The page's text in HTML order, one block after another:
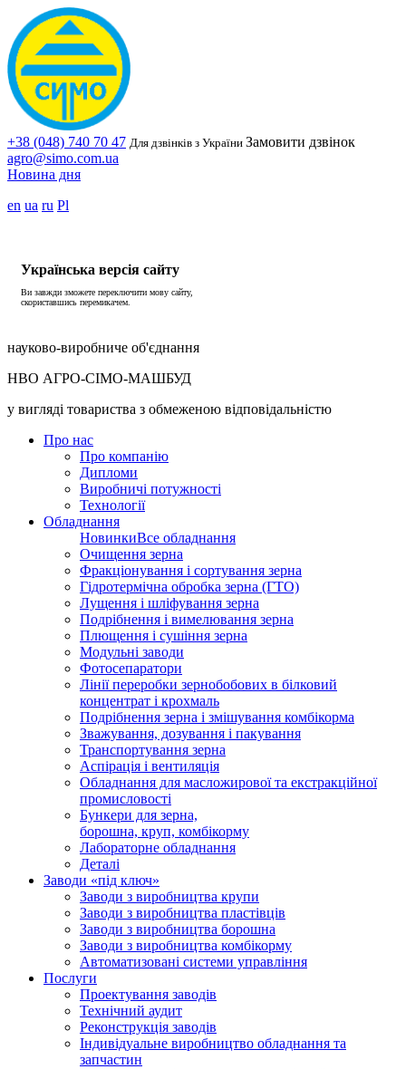
+38 (048) 740 70 47 Для дзвінків з України Замовити дзвінок
agro@simo.com.ua
Новина дня
en ua ru Pl
Українська версія сайту
Ви завжди зможете переключити мову сайту,
скориставшись перемикачем.
науково-виробниче об'єднання
НВО АГРО-СІМО-МАШБУД
у вигляді товариства з обмеженою відповідальністю
Про нас
Про компанію
Дипломи
Виробничі потужності
Технології
Обладнання
НовинкиВсе обладнання
Очищення зерна
Фракціонування і сортування зерна
Гідротермічна обробка зерна (ГТО)
Лущення і шліфування зерна
Подрібнення і вимелювання зерна
Плющення і сушіння зерна
Модульні заводи
Фотосепаратори
Лінії переробки зернобобових в білковий
концентрат і крохмаль
Подрібнення зерна і змішування комбікорма
Зважування, дозування і пакування
Транспортування зерна
Аспірація і вентиляція
Обладнання для масложирової та екстракційної
промисловості
Бункери для зерна,
борошна, круп, комбікорму
Лабораторне обладнання
Деталі
Заводи «під ключ»
Заводи з виробництва крупи
Заводи з виробництва пластівців
Заводи з виробництва борошна
Заводи з виробництва комбікорму
Автоматизовані системи управління
Послуги
Проектування заводів
Технічний аудит
Реконструкція заводів
Індивідуальне виробництво обладнання та
запчастин